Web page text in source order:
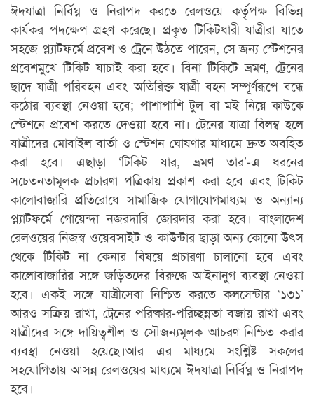
ঈদযাত্রা নির্বিঘ্ন ও নিরাপদ করতে রেলওয়ে কর্তৃপক্ষ বিভিন্ন
কার্যকর পদক্ষেপ গ্রহণ করেছে। প্রকৃত টিকিটধারী যাত্রীরা যাতে
সহজে প্ল্যাটফর্মে প্রবেশ ও ট্রেনে উঠতে পারেন, সে জন্য স্টেশনের
প্রবেশমুখে টিকিট যাচাই করা হবে। বিনা টিকিটে ভ্রমণ, ট্রেনের
ছাদে যাত্রী পরিবহন এবং অতিরিক্ত যাত্রী বহন সম্পূর্ণরূপে বন্ধে
কঠোর ব্যবস্থা নেওয়া হবে; পাশাপাশি টুল বা মই নিয়ে কাউকে
স্টেশনে প্রবেশ করতে দেওয়া হবে না। ট্রেনের যাত্রা বিলম্ব হলে
যাত্রীদের মোবাইল বার্তা ও স্টেশন ঘোষণার মাধ্যমে দ্রুত অবহিত
করা হবে। এছাড়া ‘টিকিট যার, ভ্রমণ তার’-এ ধরনের
সচেতনতামূলক প্রচারণা পত্রিকায় প্রকাশ করা হবে এবং টিকিট
কালোবাজারি প্রতিরোধে সামাজিক যোগাযোগমাধ্যম ও অন্যান্য
প্ল্যাটফর্মে গোয়েন্দা নজরদারি জোরদার করা হবে। বাংলাদেশ
রেলওয়ের নিজস্ব ওয়েবসাইট ও কাউন্টার ছাড়া অন্য কোনো উৎস
থেকে টিকিট না কেনার বিষয়ে প্রচারণা চালানো হবে এবং
কালোবাজারির সঙ্গে জড়িতদের বিরুদ্ধে আইনানুগ ব্যবস্থা নেওয়া
হবে। একই সঙ্গে যাত্রীসেবা নিশ্চিত করতে কলসেন্টার ‘১৩১’
আরও সক্রিয় রাখা, ট্রেনের পরিষ্কার-পরিচ্ছন্নতা বজায় রাখা এবং
যাত্রীদের সঙ্গে দায়িত্বশীল ও সৌজন্যমূলক আচরণ নিশ্চিত করার
ব্যবস্থা নেওয়া হয়েছে।আর এর মাধ্যমে সংশ্লিষ্ট সকলের
সহযোগিতায় আসন্ন রেলওয়ের মাধ্যমে ঈদযাত্রা নির্বিঘ্ন ও নিরাপদ
হবে।